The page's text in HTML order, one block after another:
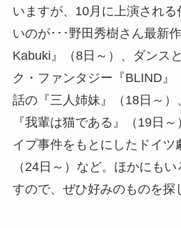
いますが、10月に上演され
いのが･･･野田秀樹さん最新
Kabuki』（8日～）、ダンス
ク・ファンタジー『BLIND』
話の『三人姉妹』（18日～）
『我輩は猫である』（19日
イプ事件をもとにしたドイツ
（24日～）など。ほかにも
すので、ぜひ好みのものを探